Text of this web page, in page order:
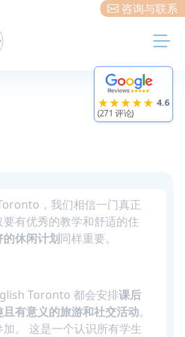
咨询与联系
★★★★★ 4.6
(271 评论)
，我们相信一门真正
有优秀的教学和舒适的住
休闲计划同样重要。
Toronto 都会安排课后
有意义的旅游和社交活动。
。 这是一个认识所有学生